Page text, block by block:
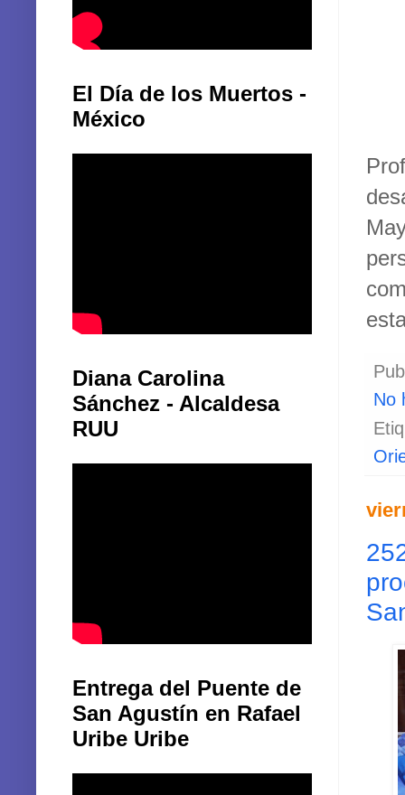
No
El Día de los Muertos -
México
Diana Carolina
Sánchez - Alcaldesa
RUU
Entrega del Puente de
San Agustín en Rafael
Uribe Uribe